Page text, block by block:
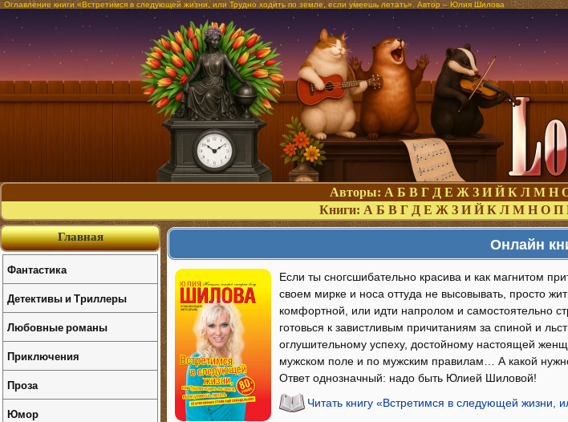
Оглавление книги «Встретимся в следующей жизни, или Трудно ходить по земле, если умеешь летать». Автор – Юлия Шилова
Авторы: А Б В Г Д Е Ж З И Й К Л М Н
Книги: А Б В Г Д Е Ж З И Й К Л М Н О П
Онлайн
Если ты сногсшибательно красива и как магнитом
своем мирке и носа оттуда не высовывать, просто
комфортной, или идти напролом и самостоятельно
готовься к завистливым причитаниям за спиной и
оглушительному успеху, достойному настоящей
мужском поле и по мужским правилам… А какой
Ответ однозначный: надо быть Юлией Шиловой!
Читать книгу «Встретимся в следующей жизни,
Главная
Фантастика
Детективы и Триллеры
Любовные романы
Приключения
Проза
Юмор